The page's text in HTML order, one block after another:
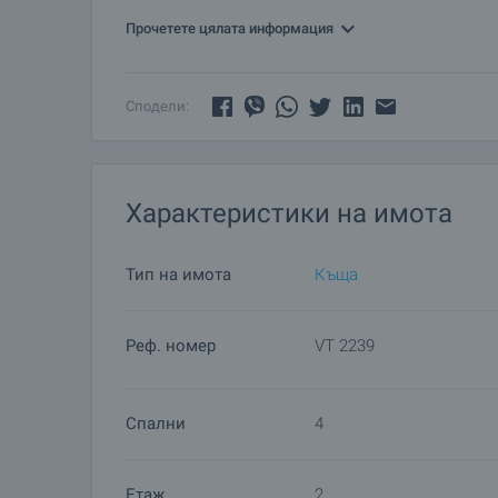
метра южно и югоизточно от селото река
Прочетете цялата информация
Сподели:
Характеристики на имота
Тип на имота Къща
Реф. номер VT 2239
Спални 4